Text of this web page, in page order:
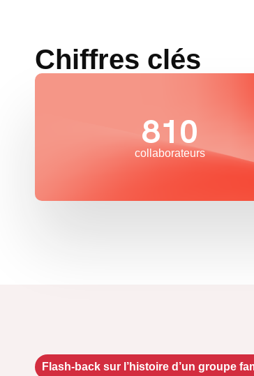
Chiffres clés
810
collaborateurs
Flash-back sur l’histoire d’un groupe